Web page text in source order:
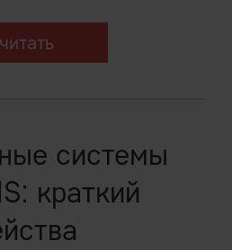
читать
системы
краткий